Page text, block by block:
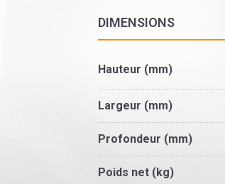
DIMENSIONS
Hauteur (mm)
Largeur (mm)
Profondeur (mm)
Poids net (kg)